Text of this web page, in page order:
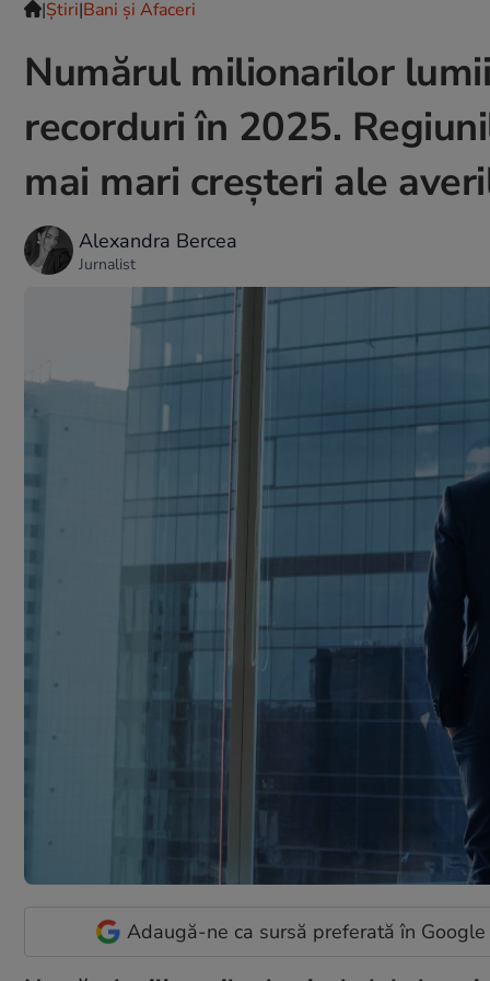
|Ştiri|Bani și Afaceri
Numărul milionarilor
recorduri în 2025.
mai mari creșteri ale
Alexandra Bercea
Jurnalist
Adaugă-ne ca sursă preferată în Google